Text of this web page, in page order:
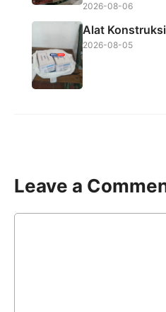
2026-08-06
Alat
2026-08-05
Leave a
Comment